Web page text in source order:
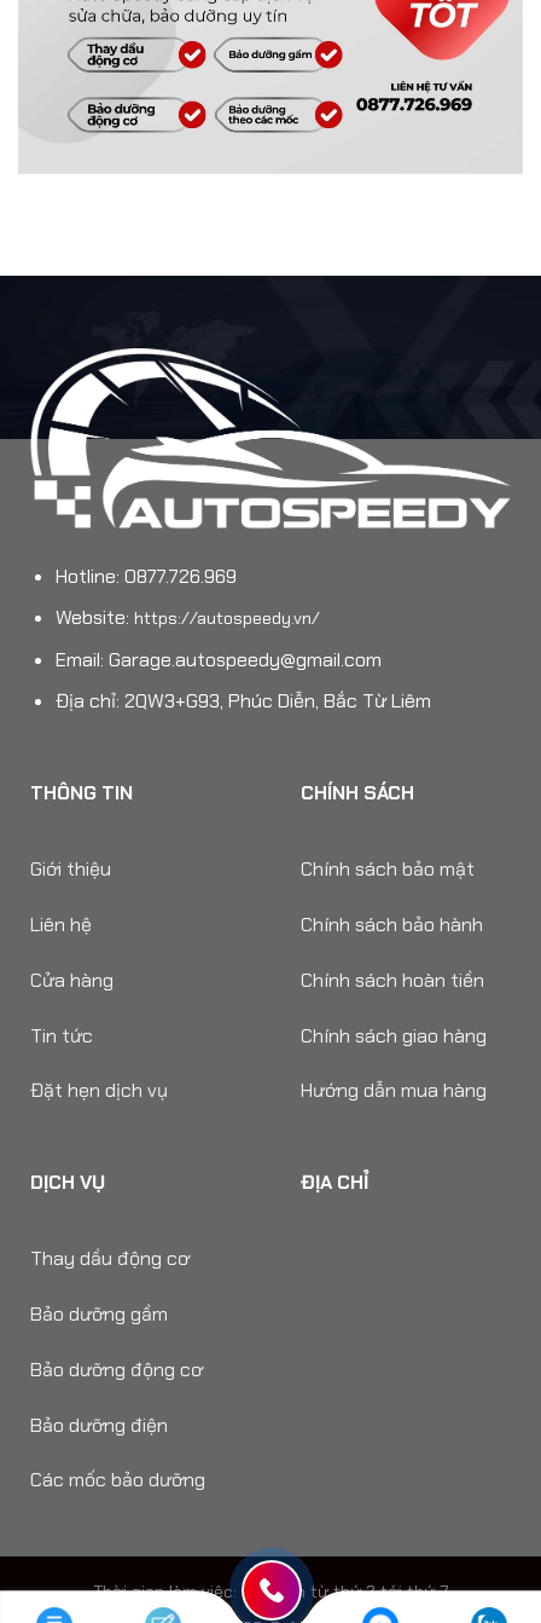
Hotline: 0877.726.969
Website: https://autospeedy.vn/
Email: Garage.autospeedy@gmail.com
Địa chỉ: 2QW3+G93, Phúc Diễn, Bắc Từ Liêm
THÔNG TIN
Giới thiệu
Liên hệ
Cửa hàng
Tin tức
Đặt hẹn dịch vụ
CHÍNH SÁCH
Chính sách bảo mật
Chính sách bảo hành
Chính sách hoàn tiền
Chính sách giao hàng
Hướng dẫn mua hàng
DỊCH VỤ
Thay dầu động cơ
Bảo dưỡng gầm
Bảo dưỡng động cơ
Bảo dưỡng điện
Các mốc bảo dưỡng
ĐỊA CHỈ
Thời gian làm viêc: 8h - 18h từ thứ 2 tới thứ 7